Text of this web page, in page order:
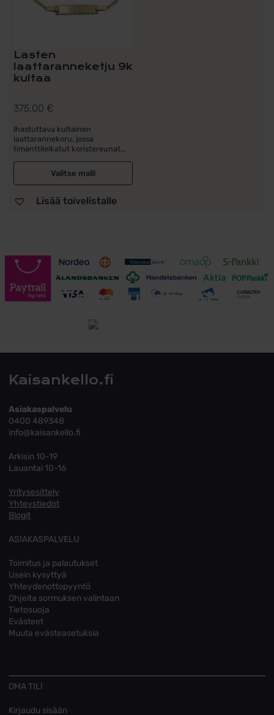
Lasten
laattaranneketju 9k
kultaa
375,00 €
Ihastuttava kultainen
laattarannekoru, jossa
timanttileikatut koristereunat...
Valitse malli
Lisää toivelistalle
Toimitusehdot
Kaisankello.fi
Asiakaspalvelu
0400 489348
info@kaisankello.fi
Arkisin 10-19
Lauantai 10-16
Yritysesittely
Yhteystiedot
Blogit
ASIAKASPALVELU
Toimitus ja palautukset
Usein kysyttyä
Yhteydenottopyyntö
Ohjeita sormuksen valintaan
Tietosuoja
Evästeet
Muuta evästeasetuksia
OMA TILI
Kirjaudu sisään